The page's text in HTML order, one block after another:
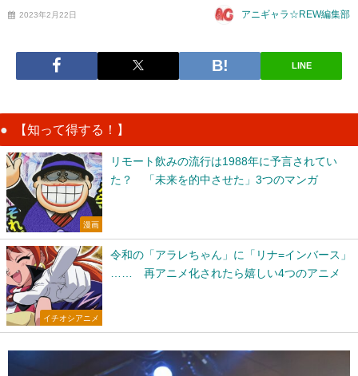
2023年2月22日 アニギャラ☆REW編集部
LINE
【知って得する！】
漫画
リモート飲みの流行は1988年に予言されてい
た？ 「未来を的中させた」3つのマンガ
イチオシアニメ
令和の「アラレちゃん」に「リナ=インバース」
…… 再アニメ化されたら嬉しい4つのアニメ